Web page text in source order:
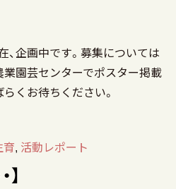
企画中です。募集については
業園芸センターでポスター掲載
くお待ちください。
育, 活動レポート
】